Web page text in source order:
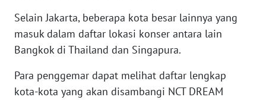
Selain Jakarta, beberapa kota besar lainnya yang
masuk dalam daftar lokasi konser antara lain
Bangkok di Thailand dan Singapura.
Para penggemar dapat melihat daftar lengkap
kota-kota yang akan disambangi NCT DREAM
WN
SULTRA
WN